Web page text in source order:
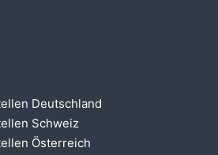
Deutschland
Schweiz
Österreich